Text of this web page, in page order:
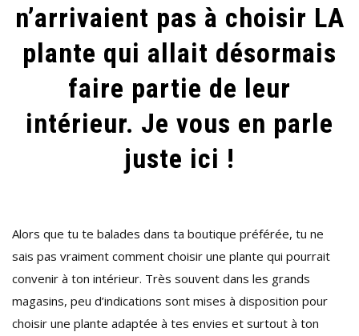
?
n’arrivaient pas à choisir LA
plante qui allait désormais
faire partie de leur
intérieur. Je vous en parle
juste ici !
Alors que tu te balades dans ta boutique préférée, tu ne
sais pas vraiment comment choisir une plante qui pourrait
convenir à ton intérieur. Très souvent dans les grands
magasins, peu d’indications sont mises à disposition pour
choisir une plante adaptée à tes envies et surtout à ton